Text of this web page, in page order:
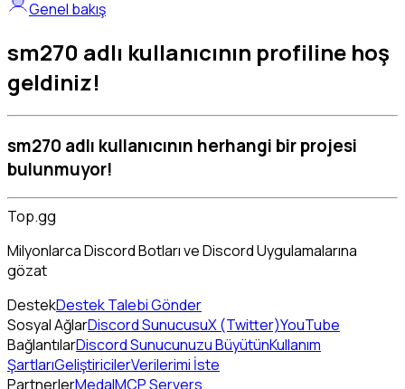
Genel bakış
sm270 adlı kullanıcının profiline hoş
geldiniz!
sm270 adlı kullanıcının herhangi bir projesi
bulunmuyor!
Top.gg
Milyonlarca Discord Botları ve Discord Uygulamalarına
gözat
DestekDestek Talebi Gönder
Sosyal AğlarDiscord SunucusuX (Twitter)YouTube
BağlantılarDiscord Sunucunuzu BüyütünKullanım
ŞartlarıGeliştiricilerVerilerimi İste
PartnerlerMedalMCP Servers